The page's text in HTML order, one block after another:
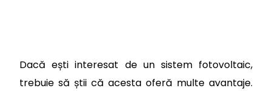
Dacă ești interesat de un sistem fotovoltaic,
trebuie să știi că acesta oferă multe avantaje.